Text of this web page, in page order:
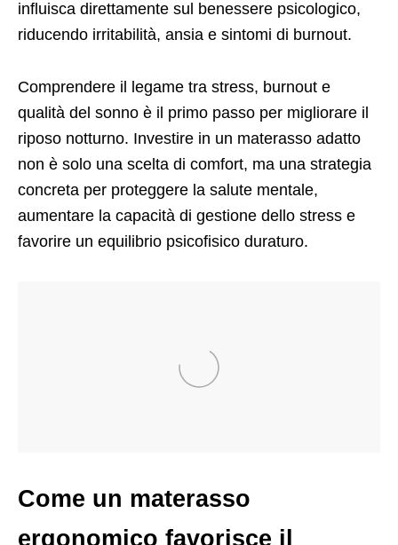
influisca direttamente sul benessere psicologico,
riducendo irritabilità, ansia e sintomi di burnout.
Comprendere il legame tra stress, burnout e
qualità del sonno è il primo passo per migliorare il
riposo notturno. Investire in un materasso adatto
non è solo una scelta di comfort, ma una strategia
concreta per proteggere la salute mentale,
aumentare la capacità di gestione dello stress e
favorire un equilibrio psicofisico duraturo.
Come un materasso
ergonomico favorisce il